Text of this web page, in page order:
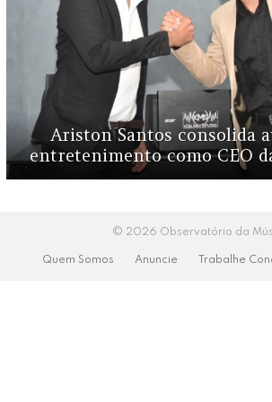
Ariston Santos consolida
entretenimento como CEO
© 2026 Observatório da
Quem Somos Anuncie Trabalhe